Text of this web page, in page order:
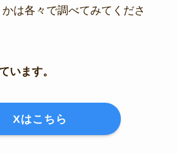
は各々で調べてみてくださ
います。
Xはこちら